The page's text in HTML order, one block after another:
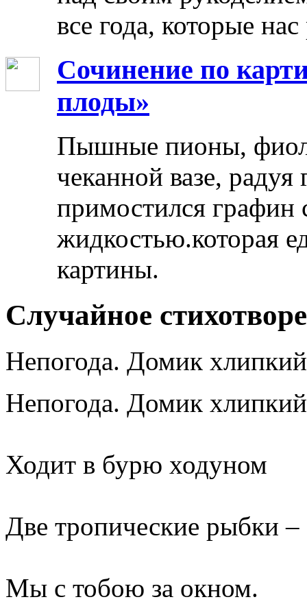
все года, которые
Сочинение по
плоды»
Пышные пионы,
чеканной вазе,
примостился графин
жидкостью.которая
картины.
Случайное
Непогода. Домик хлипкий
Непогода. Домик хлипкий
Ходит в бурю ходуном
Две тропические рыбки –
Мы с тобою за окном.